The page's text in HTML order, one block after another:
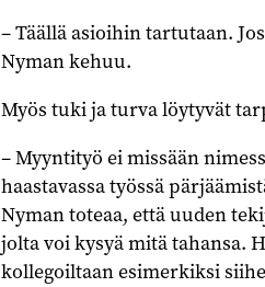
– Täällä asioihin tartutaan.
Nyman kehuu.
Myös tuki ja turva löytyvät
– Myyntityö ei missään
haastavassa työssä
Nyman toteaa, että uuden
jolta voi kysyä mitä tahansa.
kollegoiltaan esimerkiksi